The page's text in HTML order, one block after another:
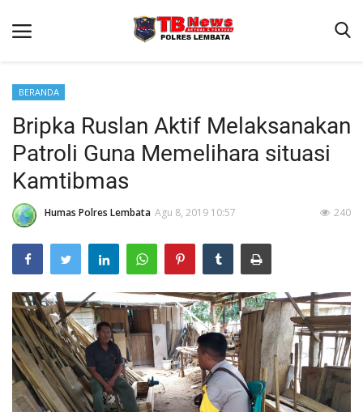
Beranda
Binkam
Terms & Conditions
Giat Ops
Reskrim
Polisi Kita
Lantas
BERANDA
Bripka Ruslan Aktif Melaksanakan
Patroli Guna Memelihara situasi
Kamtibmas
Humas Polres Lembata Agu 8, 2019 10:57 240